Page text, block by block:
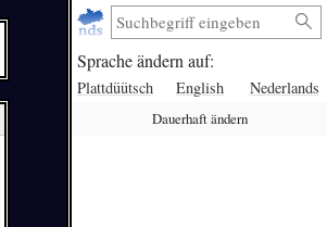
Sprache ändern auf:
Plattdüütsch English Nederlands
Dauerhaft ändern